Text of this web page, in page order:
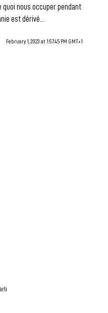
nous occuper pendant
est dérivé...
February 1, 2023 at 1:57:45 PM GMT+1